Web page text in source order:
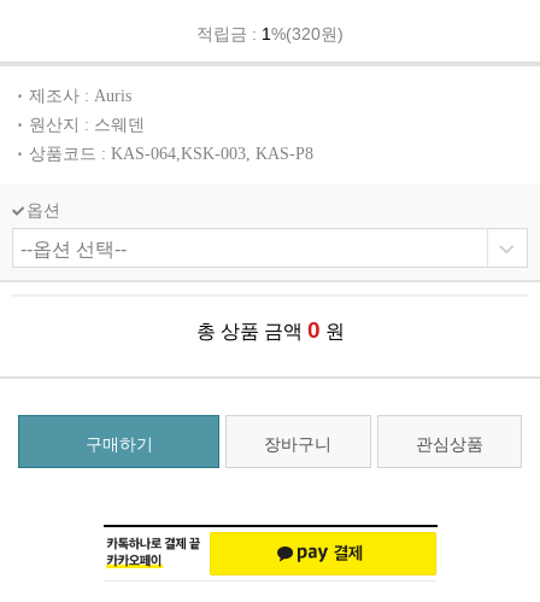
적립금 : 1%(320원)
제조사 : Auris
원산지 : 스웨덴
상품코드 : KAS-064,KSK-003, KAS-P8
옵션
총 상품 금액 0 원
구매하기 장바구니 관심상품